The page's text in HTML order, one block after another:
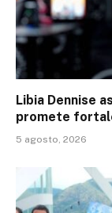
Libia Dennise
promete
5 agosto, 2026